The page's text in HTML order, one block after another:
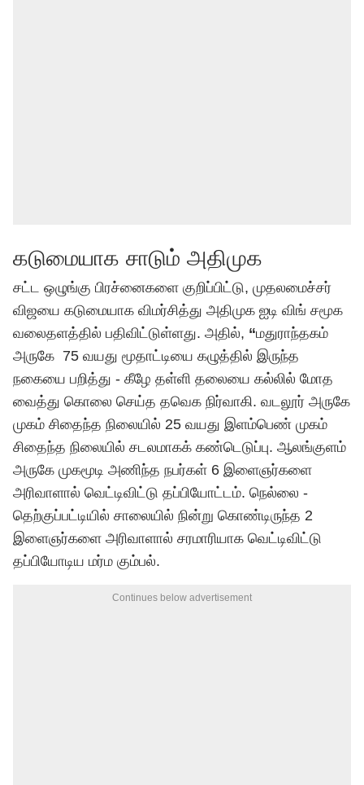
கடுமையாக சாடும் அதிமுக
சட்ட ஒழுங்கு பிரச்னைகளை குறிப்பிட்டு, முதலமைச்சர்
விஜயை கடுமையாக விமர்சித்து அதிமுக ஐடி விங் சமூக
வலைதளத்தில் பதிவிட்டுள்ளது. அதில், “மதுராந்தகம்
அருகே 75 வயது மூதாட்டியை கழுத்தில் இருந்த
நகையை பறித்து - கீழே தள்ளி தலையை கல்லில் மோத
வைத்து கொலை செய்த தவெக நிர்வாகி. வடலூர் அருகே
முகம் சிதைந்த நிலையில் 25 வயது இளம்பெண் முகம்
சிதைந்த நிலையில் சடலமாகக் கண்டெடுப்பு. ஆலங்குளம்
அருகே முகமூடி அணிந்த நபர்கள் 6 இளைஞர்களை
அரிவாளால் வெட்டிவிட்டு தப்பியோட்டம். நெல்லை -
தெற்குப்பட்டியில் சாலையில் நின்று கொண்டிருந்த 2
இளைஞர்களை அரிவாளால் சரமாரியாக வெட்டிவிட்டு
தப்பியோடிய மர்ம கும்பல்.
Continues below advertisement